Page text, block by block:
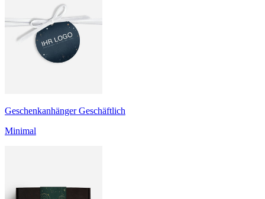
Geschenkanhänger Geschäftlich
Minimal